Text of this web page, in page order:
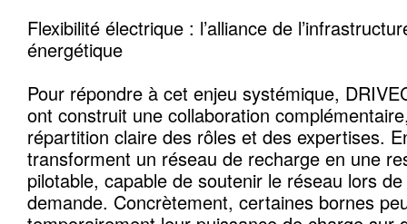
Flexibilité électrique : l’alliance de
énergétique
Pour répondre à cet enjeu systémique,
ont construit une collaboration
répartition claire des rôles et des expertises.
transforment un réseau de recharge en une
pilotable, capable de soutenir le réseau lors
demande. Concrètement, certaines bornes